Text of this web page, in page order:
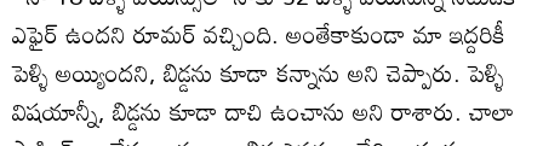
ఎఫైర్ ఉందని రూమర్ వచ్చింది. అంతేకాకుండా మా ఇద్దరికీ
పెళ్ళి అయ్యిందని, బిడ్డను కూడా కన్నాను అని చెప్పారు. పెళ్ళి
విషయాన్నీ, బిడ్డను కూడా దాచి ఉంచాను అని రాశారు. చాలా